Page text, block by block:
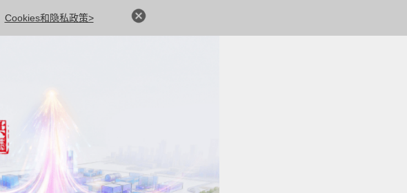
Cookies和隐私政策>